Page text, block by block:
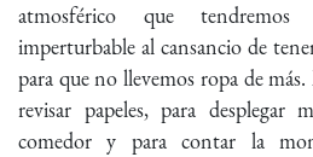
atmosférico que
imperturbable al cansancio de
para que no llevemos ropa de
revisar papeles, para desplegar
comedor y para contar la